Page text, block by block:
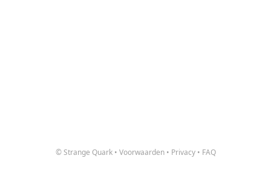
© Strange Quark • Voorwaarden • Privacy • FAQ